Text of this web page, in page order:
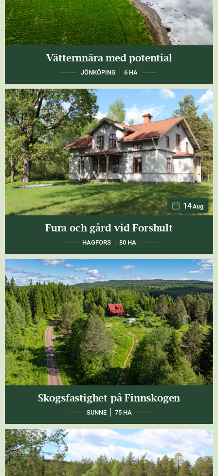
Vätternnära med potential
JÖNKÖPING 6 HA
14 Aug
Fura och gård vid Forshult
HAGFORS 80 HA
Skogsfastighet på Finnskogen
SUNNE 75 HA